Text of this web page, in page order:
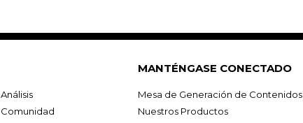
Análisis
Comunidad
MANTÉNGASE CONECTADO
Mesa de Generación de Contenidos
Nuestros Productos